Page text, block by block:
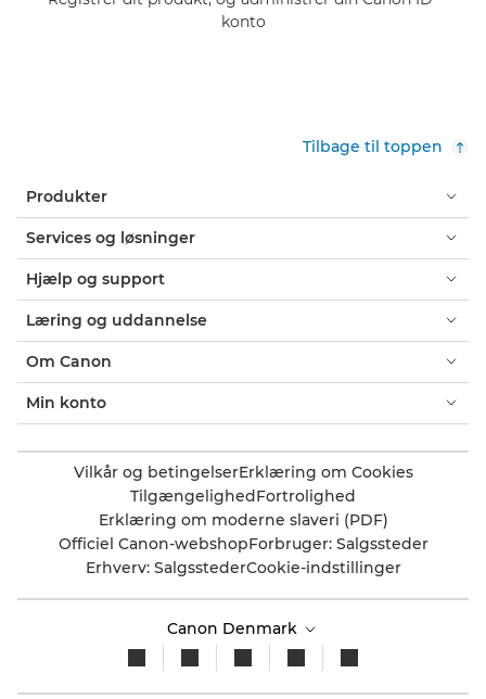
konto
Tilbage til toppen
Produkter
Services og løsninger
Hjælp og support
Læring og uddannelse
Om Canon
Min konto
Vilkår og betingelserErklæring om Cookies
TilgængelighedFortrolighed
Erklæring om moderne slaveri (PDF)
Officiel Canon-webshopForbruger: Salgssteder
Erhverv: SalgsstederCookie-indstillinger
Canon Denmark